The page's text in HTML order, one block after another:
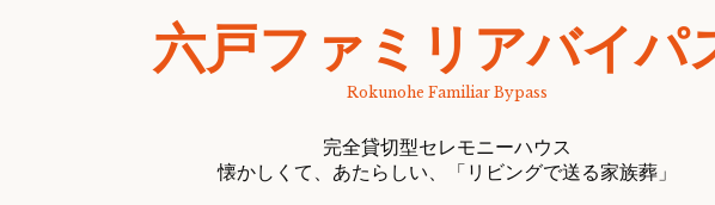
六戸ファミリアバイパ
完全貸切型セレモニーハウス
懐かしくて、あたらしい、「リビングで送る家族葬」